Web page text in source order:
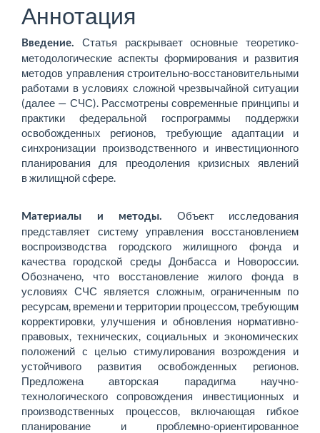
Аннотация
Введение.
Статья раскрывает основные теоретико-
методологические аспекты формирования и развития
методов управления строительно-восстановительными
работами в условиях сложной чрезвычайной ситуации
(далее — СЧС). Рассмотрены современные принципы и
практики федеральной госпрограммы поддержки
освобожденных регионов, требующие адаптации и
синхронизации производственного и инвестиционного
планирования для преодоления кризис­ных явлений
в жилищной сфере.
Материалы и методы.
Объект исследования
представляет систему управления восстановлением
воспроизводства городского жилищного фонда и
качества городской среды Донбасса и Новороссии.
Обозначено, что восстановление жилого фонда в
условиях СЧС является сложным, ограниченным по
ресурсам, времени и территории процессом, требующим
корректировки, улучшения и обновления нормативно-
правовых, технических, социальных и экономических
положений с целью стимулирования возрождения и
устойчивого развития освобожденных регионов.
Предложена авторская парадигма научно-
технологического сопровождения инвестиционных и
производственных процессов, включающая гибкое
планирование и проблемно-ориентированное